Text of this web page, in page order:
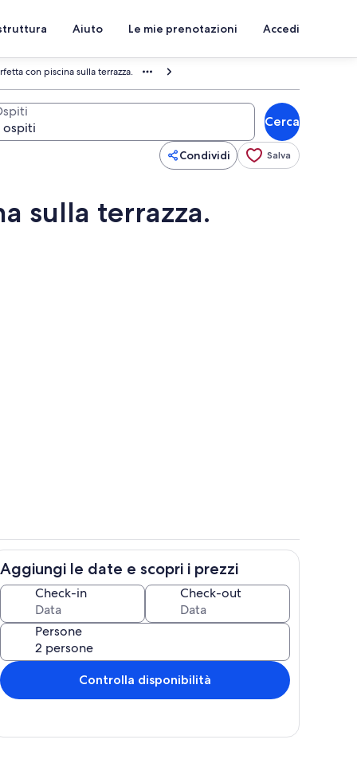
Aiuto Le mie prenotazioni Accedi
con piscina sulla terrazza.
Cerca
Condividi Salva
sulla terrazza.
Piscina
Aggiungi le date e scopri i prezzi
Check-in Check-out
Persone
Controlla disponibilità